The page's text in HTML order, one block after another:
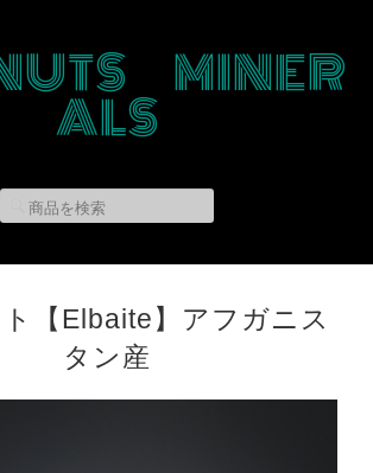
MINER
ALS
【Elbaite】アフガニス
タン産